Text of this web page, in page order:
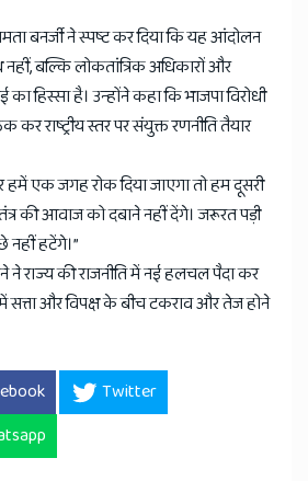
बनर्जी ने स्पष्ट कर दिया कि यह आंदोलन
बल्कि लोकतांत्रिक अधिकारों और
का हिस्सा है। उन्होंने कहा कि भाजपा विरोधी
राष्ट्रीय स्तर पर संयुक्त रणनीति तैयार
हमें एक जगह रोक दिया जाएगा तो हम दूसरी
की आवाज को दबाने नहीं देंगे। जरूरत पड़ी
नहीं हटेंगे।”
ने राज्य की राजनीति में नई हलचल पैदा कर
सत्ता और विपक्ष के बीच टकराव और तेज होने
Twitter